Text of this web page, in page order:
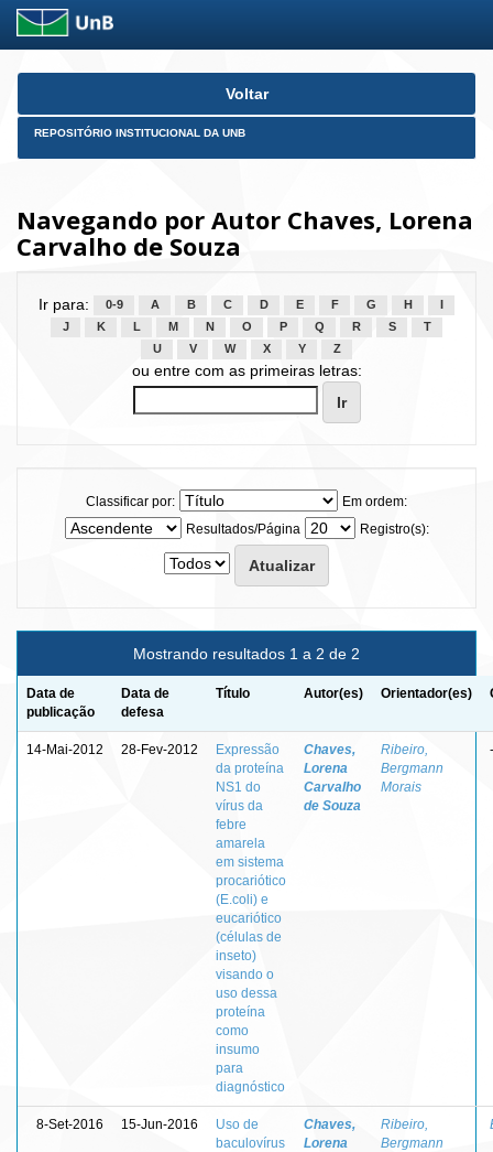
Skip
Voltar
REPOSITÓRIO INSTITUCIONAL DA UNB
Navegando por Autor Chaves, Lorena
Carvalho de Souza
Ir para: 0-9 A B C D E F G H
J
K L M N O P Q R S
T
U
V W X Y Z
ou entre com as primeiras letras:
Classificar por:
Em ordem:
Resultados/Página
Registro(s):
Mostrando resultados 1 a 2 de 2
Data de
publicação
Data de
defesa
Título Autor(es) Orientador(es)
14-Mai-2012 28-Fev-2012
Expressão
da proteína
NS1 do
vírus da
febre
amarela
em sistema
procariótico
(E.coli) e
eucariótico
(células de
inseto)
visando o
uso dessa
proteína
como
insumo
para
diagnóstico
Chaves,
Lorena
Carvalho
de Souza
Ribeiro,
Bergmann
Morais
-
8-Set-2016 15-Jun-2016
Uso de
baculovírus
Chaves,
Lorena
Ribeiro,
Bergmann